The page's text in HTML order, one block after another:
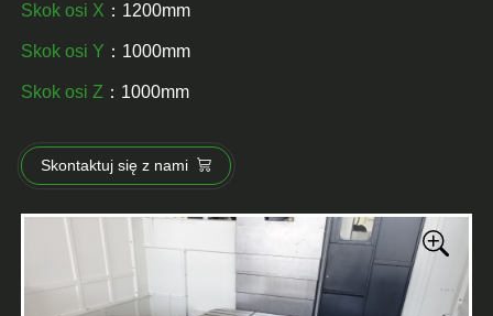
Skok osi X ：1200mm
Skok osi Y ：1000mm
Skok osi Z ：1000mm
Skontaktuj się z nami